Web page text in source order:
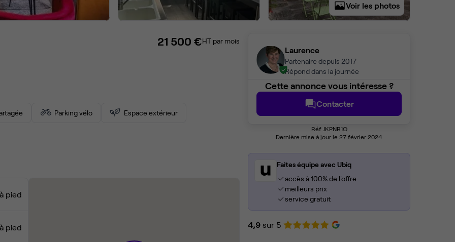
Voir les photos
Laurence
Partenaire depuis 2017
Répond dans la journée
Cette annonce vous intéresse ?
Contacter
Réf JKPNR1O
Dernière mise à jour le 27 février 2024
Faites équipe avec Ubiq
accès à 100% de l'offre
meilleurs prix
service gratuit
4,9 sur 5
21 500 €HT par mois
Parking vélo
Espace extérieur
pied
pied